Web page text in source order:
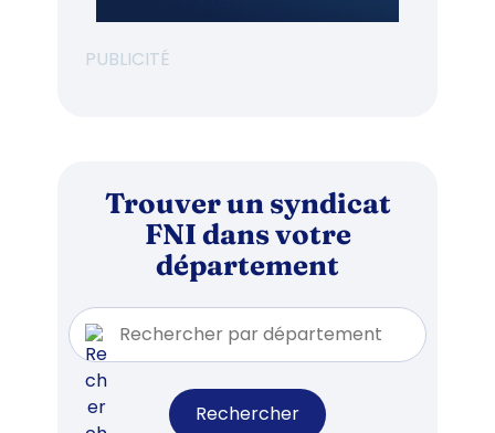
PUBLICITÉ
Trouver un syndicat
FNI dans votre
département